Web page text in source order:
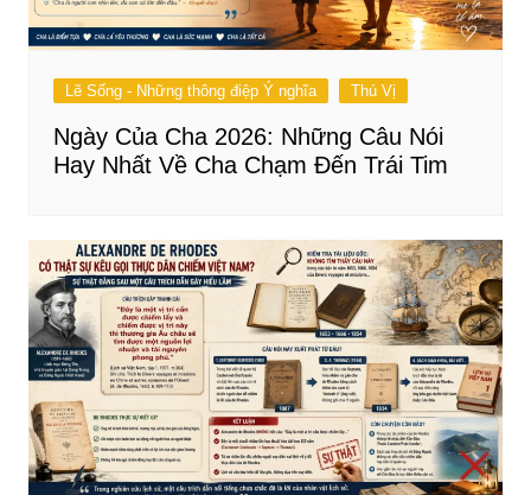
Lẽ Sống - Những thông điệp Ý nghĩa Thú Vị
Ngày Của Cha 2026: Những Câu Nói
Hay Nhất Về Cha Chạm Đến Trái Tim